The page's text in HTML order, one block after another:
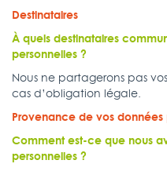
Destinataires
À quels destinataires
personnelles ?
Nous ne partagerons pas
cas d’obligation légale.
Provenance de vos données
Comment est-ce que nous
personnelles ?